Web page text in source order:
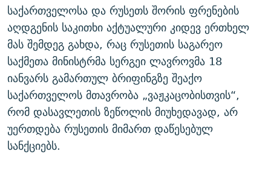
საქართველოსა და რუსეთს შორის ფრენების
აღდგენის საკითხი აქტუალური კიდევ ერთხელ
მას შემდეგ გახდა, რაც რუსეთის საგარეო
საქმეთა მინისტრმა სერგეი ლავროვმა 18
იანვარს გამართულ ბრიფინგზე შეაქო
საქართველოს მთავრობა „ვაჟკაცობისთვის“,
რომ დასავლეთის ზეწოლის მიუხედავად, არ
უერთდება რუსეთის მიმართ დაწესებულ
სანქციებს.